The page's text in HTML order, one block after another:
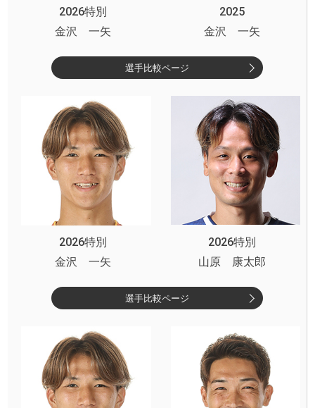
2026特別
2025
金沢 一矢
金沢 一矢
選手比較ページ
2026特別
2026特別
金沢 一矢
山原 康太郎
選手比較ページ